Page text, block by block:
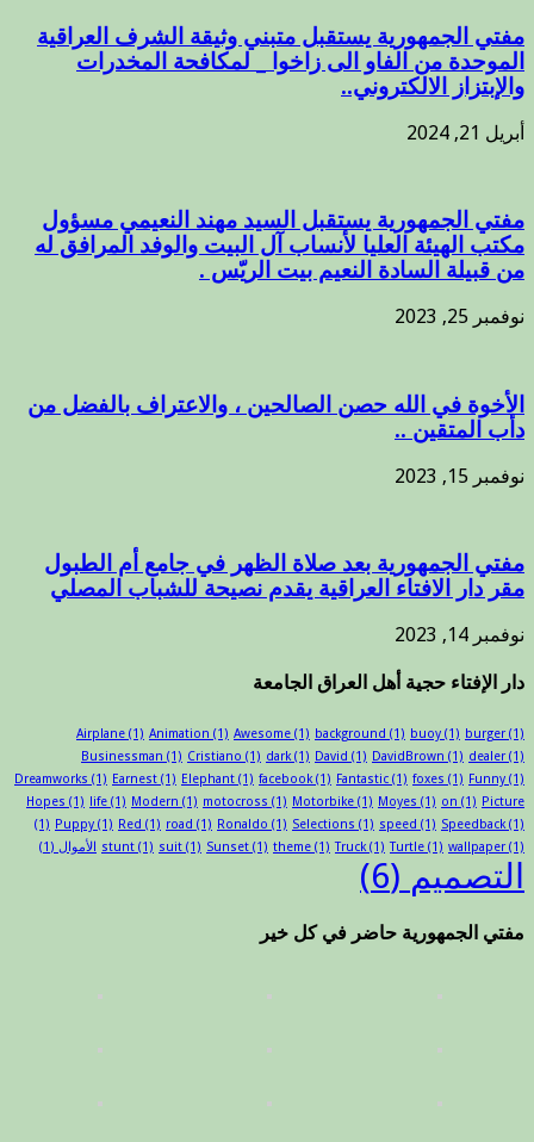
مفتي الجمهورية يستقبل متبني وثيقة الشرف العراقية
الموحدة من الفاو الى زاخوا _ لمكافحة المخدرات
والإبتزاز الالكتروني..
أبريل 21, 2024
مفتي الجمهورية يستقبل السيد مهند النعيمي مسؤول
مكتب الهيئة العليا لأنساب آل البيت والوفد المرافق له
من قبيلة السادة النعيم بيت الريّس .
نوفمبر 25, 2023
الأخوة في الله حصن الصالحين ، والاعتراف بالفضل من
دأب المتقين ..
نوفمبر 15, 2023
مفتي الجمهورية بعد صلاة الظهر في جامع أم الطبول
مقر دار الافتاء العراقية يقدم نصيحة للشباب المصلي
نوفمبر 14, 2023
دار الإفتاء حجية أهل العراق الجامعة
Airplane (1) Animation (1) Awesome (1) background (1) buoy (1) burger (1)
Businessman (1) Cristiano (1) dark (1) David (1) DavidBrown (1) dealer (1)
Dreamworks (1) Earnest (1) Elephant (1) facebook (1) Fantastic (1) foxes (1) Funny (1)
Hopes (1) life (1) Modern (1) motocross (1) Motorbike (1) Moyes (1) on (1) Picture
(1) Puppy (1) Red (1) road (1) Ronaldo (1) Selections (1) speed (1) Speedback (1)
stunt (1) suit (1) Sunset (1) theme (1) Truck (1) Turtle (1) wallpaper (1) الأموال (1)
التصميم (6)
مفتي الجمهورية حاضر في كل خير